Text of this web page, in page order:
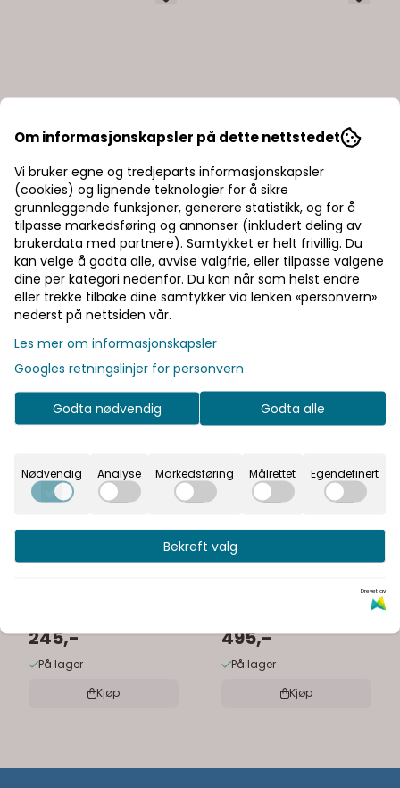
245,-
På lager
Kjøp
495,-
På lager
Kjøp
Om informasjonskapsler på dette nettstedet
Vi bruker egne og tredjeparts informasjonskapsler
(cookies) og lignende teknologier for å sikre
grunnleggende funksjoner, generere statistikk, og for å
tilpasse markedsføring og annonser (inkludert deling av
brukerdata med partnere). Samtykket er helt frivillig. Du
kan velge å godta alle, avvise valgfrie, eller tilpasse valgene
dine per kategori nedenfor. Du kan når som helst endre
eller trekke tilbake dine samtykker via lenken «personvern»
nederst på nettsiden vår.
Les mer om informasjonskapsler
Googles retningslinjer for personvern
Godta nødvendig Godta alle
Nødvendig Analyse Markedsføring Målrettet Egendefinert
Bekreft valg
Drevet av